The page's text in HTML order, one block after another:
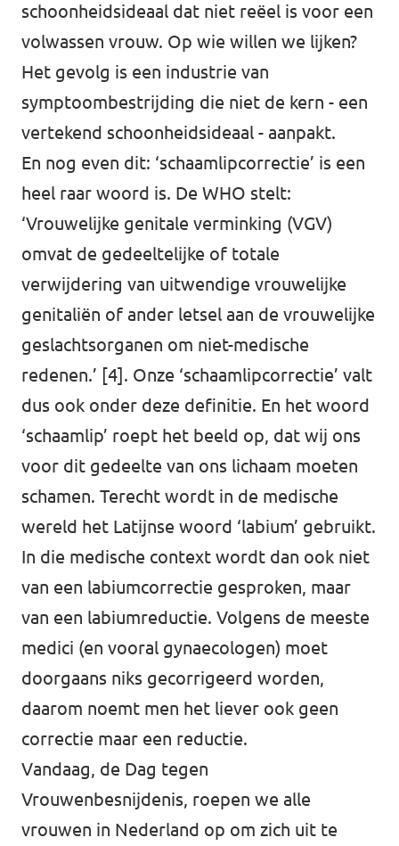
schoonheidsideaal dat niet reëel is voor een
volwassen vrouw. Op wie willen we lijken?
Het gevolg is een industrie van
symptoombestrijding die niet de kern - een
vertekend schoonheidsideaal - aanpakt.
En nog even dit: ‘schaamlipcorrectie’ is een
heel raar woord is. De WHO stelt:
‘Vrouwelijke genitale verminking (VGV)
omvat de gedeeltelijke of totale
verwijdering van uitwendige vrouwelijke
genitaliën of ander letsel aan de vrouwelijke
geslachtsorganen om niet-medische
redenen.’ [4] . Onze ‘schaamlipcorrectie’ valt
dus ook onder deze definitie. En het woord
‘schaamlip’ roept het beeld op, dat wij ons
voor dit gedeelte van ons lichaam moeten
schamen. Terecht wordt in de medische
wereld het Latijnse woord ‘labium’ gebruikt.
In die medische context wordt dan ook niet
van een labiumcorrectie gesproken, maar
van een labiumreductie. Volgens de meeste
medici (en vooral gynaecologen) moet
doorgaans niks gecorrigeerd worden,
daarom noemt men het liever ook geen
correctie maar een reductie.
Vandaag, de Dag tegen
Vrouwenbesnijdenis, roepen we alle
vrouwen in Nederland op om zich uit te